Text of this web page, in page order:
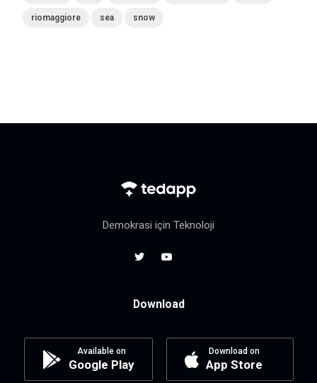
riomaggiore sea snow
Demokrasi için Teknoloji
Download
Available on
Google Play
Download on
App Store